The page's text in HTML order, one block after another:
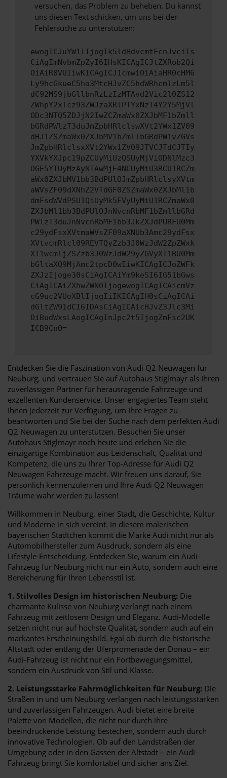
versuchen, das Problem zu beheben. Du kannst
uns diesen Text schicken, um uns bei der
Fehlersuche zu unterstützen:
ewogICJuYW1lIjogIk5ldHdvcmtFcnJvciIs
CiAgImNvbmZpZyI6IHsKICAgICJtZXRob2Qi
OiAiR0VUIiwKICAgICJ1cmwiOiAiaHR0cHM6
Ly9hcGkueC5ha3MtcHJvZC5hdWRhcmlzLm5l
dC92MS9jbGllbnRzLzIzMTAvd2Vic2l0ZS12
ZWhpY2xlcz93ZWJzaXRlPTYxNzI4Y2Y5MjVl
ODc3NTQ5ZDJjN2IwZCZmaWx0ZXJbMF1bZmll
bGRdPWlzT3duJmZpbHRlclswXVt2YWx1ZV09
dHJ1ZSZmaWx0ZXJbMV1bZmllbGRdPW1vZGVs
JmZpbHRlclsxXVt2YWx1ZV09JTVCJTdCJTIy
YXVkYXJpc19pZCUyMiUzQSUyMjViODNlMzc3
OGE5YTUyMzAyNTAwMjE4NCUyMiU3RCU1RCZm
aWx0ZXJbMV1bb3BdPUlOJmZpbHRlclsyXVtm
aWVsZF09dXNhZ2VTdGF0ZSZmaWx0ZXJbMl1b
dmFsdWVdPSU1QiUyMk5FVyUyMiU1RCZmaWx0
ZXJbMl1bb3BdPUlOJnNvcnRbMF1bZmllbGRd
PWlzT3duJnNvcnRbMF1bb3JkZXJdPURFU0Mm
c29ydFsxXVtmaWVsZF09aXNUb3Amc29ydFsx
XVtvcmRlcl09REVTQyZzb3J0WzJdW2ZpZWxk
XT1wcmljZSZzb3J0WzJdW29yZGVyXT1BU0Mm
bGltaXQ9MjAmc2tpcD0wIiwKICAgICJoZWFk
ZXJzIjoge30sCiAgICAiYm9keSI6IG51bGws
CiAgICAiZXhwZWN0IjogewogICAgICAicmVz
cG9uc2VUeXBlIjogIiIKICAgIH0sCiAgICAi
dGltZW91dCI6IDAsCiAgICAicHJvZ3Jlc3Mi
OiBudWxsLAogICAgInJpc2t5IjogZmFsc2UK
ICB9Cn0=
Entdecken Sie die Faszination von Audi Q2 Neuwagen für
Neuburg, und vertrauen Sie auf Autohaus Stiglmayr als Ihren
zuverlässigen Partner für herausragende Fahrzeuge und
exzellenten Kundenservice. Unser engagiertes Team steht
Ihnen jederzeit zur Verfügung, um Ihre Fragen zu
beantworten und Sie bei der Suche nach dem perfekten Audi
Q2 Neuwagen zu unterstützen. Besuchen Sie unser
Autohaus Stiglmayr noch heute und erleben Sie die
einzigartige Kombination aus Leidenschaft, Qualität und
Kompetenz, die uns zu Ihrer Top-Adresse für Audi Q2
Neuwagen Fahrzeuge macht. Wir freuen uns darauf, Sie
persönlich kennenzulernen und Ihre Audi Q2 Neuwagen
Träume wahr werden zu lassen!
Willkommen in Neuburg, einer Stadt, die Geschichte, Kultur
und Moderne in sich vereint. In diesem malerischen
bayerischen Städtchen kommt die Marke Audi nicht nur als
Automobilhersteller zum Ausdruck, sondern als eine
Lifestyle-Entscheidung. Entdecken Sie, warum ein Audi-
Fahrzeug für Neuburg nicht nur ein Auto, sondern auch eine
Bereicherung für Ihren Lebensstil ist.
1. Stilvolles Design im historischen Neuburg: Die
charmante Kulisse von Neuburg verlangt nach einem
Fahrzeug mit zeitlosem Design und Eleganz. Audi-Modelle
setzen nicht nur auf höchste Qualität, sondern auch auf ein
markantes Erscheinungsbild. Egal ob durch die historische
Altstadt oder entlang der Uferpromenade der Donau – ein
Audi-Fahrzeug ist nicht nur ein Fortbewegungsmittel,
sondern ein Ausdruck von Stil und Klasse.
2. Leistungsstarke Fahrmöglichkeiten für Neuburg: Die
Straßen in und um Neuburg verlangen nach leistungsstarken
und zuverlässigen Fahrzeugen. Audi bietet eine breite
Palette von Modellen, die nicht nur durch ihre
beeindruckende Leistung bestechen, sondern auch durch
innovative Technologien. Ob auf den Landstraßen der
Umgebung oder in den Gassen der Altstadt – ein Audi-
Fahrzeug bringt Sie komfortabel und sicher ans Ziel.